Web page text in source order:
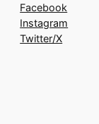
Facebook
Instagram
Twitter/X